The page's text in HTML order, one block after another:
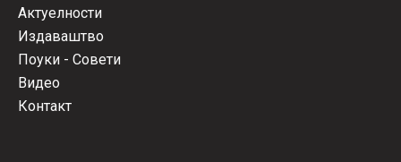
Актуелности
Издаваштво
Поуки - Совети
Видео
Контакт